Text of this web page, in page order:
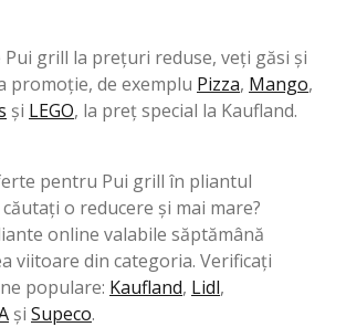
grill la prețuri reduse, veți găsi și
promoție, de exemplu Pizza, Mango,
şi LEGO, la preț special la Kaufland.
pentru Pui grill în pliantul
căutați o reducere și mai mare?
online valabile săptămână
viitoare din categoria. Verificați
populare: Kaufland, Lidl,
şi Supeco.